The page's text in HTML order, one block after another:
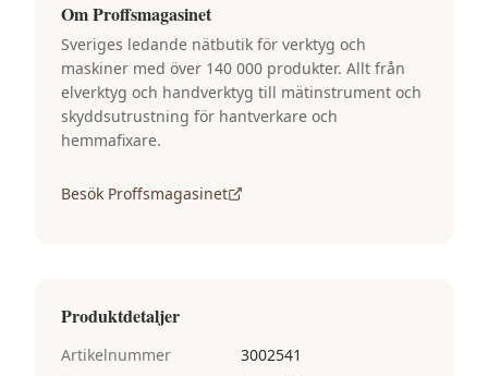
OmProffsmagasinet
Sveriges ledande nätbutik för verktyg och
maskiner med över 140 000 produkter. Allt från
elverktyg och handverktyg till mätinstrument och
skyddsutrustning för hantverkare och
hemmafixare.
Besök Proffsmagasinet
Produktdetaljer
Artikelnummer
3002541